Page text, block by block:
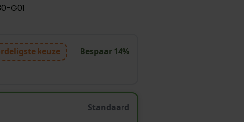
G01
keuze Bespaar14%
Standaard